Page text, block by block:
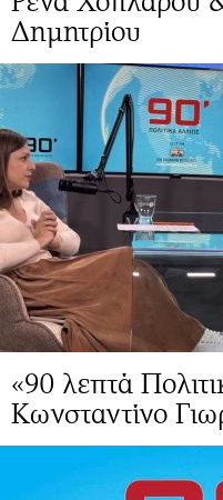
Δημητρίου
«90 λεπτά
Κωνσταντίνο